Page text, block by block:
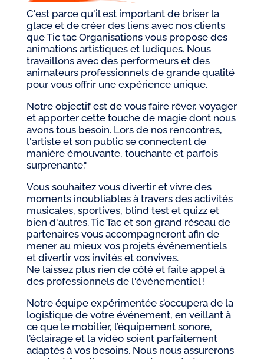
C'est parce qu'il est important de briser la
glace et de créer des liens avec nos clients
que Tic tac Organisations vous propose des
animations artistiques et ludiques. Nous
travaillons avec des performeurs et des
animateurs professionnels de grande qualité
pour vous offrir une expérience unique.
Notre objectif est de vous faire rêver, voyager
et apporter cette touche de magie dont nous
avons tous besoin. Lors de nos rencontres,
l'artiste et son public se connectent de
manière émouvante, touchante et parfois
surprenante."
Vous souhaitez vous divertir et vivre des
moments inoubliables à travers des activités
musicales, sportives, blind test et quizz et
bien d'autres. Tic Tac et son grand réseau de
partenaires vous accompagneront afin de
mener au mieux vos projets événementiels
et divertir vos invités et convives.
Ne laissez plus rien de côté et faite appel à
des professionnels de l'événementiel !
Notre équipe expérimentée s’occupera de la
logistique de votre événement, en veillant à
ce que le mobilier, l’équipement sonore,
l’éclairage et la vidéo soient parfaitement
adaptés à vos besoins. Nous nous assurerons